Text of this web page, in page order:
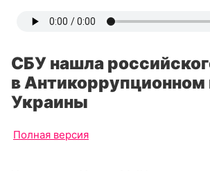
СБУ нашла
в Антикоррупционном
Украины
Полная версия